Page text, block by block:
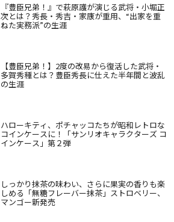
『豊臣兄弟！』で萩原護が演じる武将・小堀正
次とは？秀長・秀吉・家康が重用、“出家を重
ねた実務派”の生涯
【豊臣兄弟！】2度の改易から復活した武将・
多賀秀種とは？豊臣秀長に仕えた半年間と波乱
の生涯
ハローキティ、ポチャッコたちが昭和レトロな
コインケースに！「サンリオキャラクターズ コ
インケース」第２弾
しっかり抹茶の味わい、さらに果実の香りも楽
しめる「無糖フレーバー抹茶」ストロベリー、
マンゴー新発売